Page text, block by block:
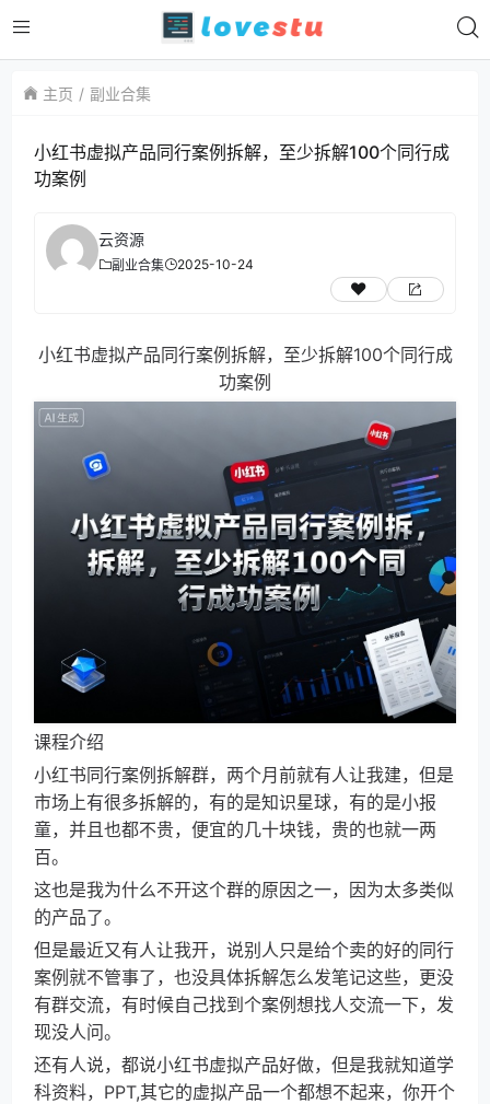
主页 副业合集
小红书虚拟产品同行案例拆解，至少拆解100个同行成
功案例
云资源
副业合集 2025-10-24
小红书虚拟产品同行案例拆解，至少拆解100个同行成
功案例
课程介绍
小红书同行案例拆解群，两个月前就有人让我建，但是
市场上有很多拆解的，有的是知识星球，有的是小报
童，并且也都不贵，便宜的几十块钱，贵的也就一两
百。
这也是我为什么不开这个群的原因之一，因为太多类似
的产品了。
但是最近又有人让我开，说别人只是给个卖的好的同行
案例就不管事了，也没具体拆解怎么发笔记这些，更没
有群交流，有时候自己找到个案例想找人交流一下，发
现没人问。
还有人说，都说小红书虚拟产品好做，但是我就知道学
科资料，PPT,其它的虚拟产品一个都想不起来，你开个